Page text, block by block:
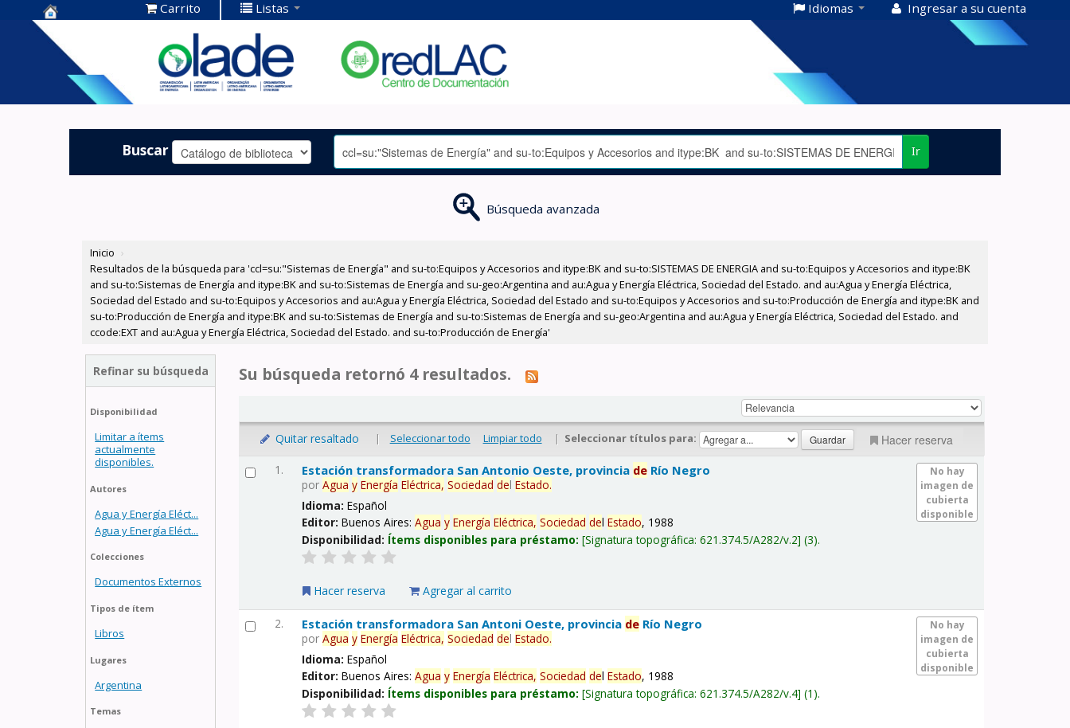
Centro de
Documentación
OLADE -
Carrito Listas Idiomas Ingresar a su cuenta
Buscar Ir
Búsqueda avanzada
Inicio ›
Resultados de la búsqueda para 'ccl=su:"Sistemas de Energía" and su-to:Equipos y Accesorios and itype:BK and su-to:SISTEMAS DE ENERGIA and su-to:Equipos y Accesorios and itype:BK
and su-to:Sistemas de Energía and itype:BK and su-to:Sistemas de Energía and su-geo:Argentina and au:Agua y Energía Eléctrica, Sociedad del Estado. and au:Agua y Energía Eléctrica,
Sociedad del Estado and su-to:Equipos y Accesorios and au:Agua y Energía Eléctrica, Sociedad del Estado and su-to:Equipos y Accesorios and su-to:Producción de Energía and itype:BK and
su-to:Producción de Energía and itype:BK and su-to:Sistemas de Energía and su-to:Sistemas de Energía and su-geo:Argentina and au:Agua y Energía Eléctrica, Sociedad del Estado. and
ccode:EXT and au:Agua y Energía Eléctrica, Sociedad del Estado. and su-to:Producción de Energía'
Refinar su búsqueda
Disponibilidad
Limitar a ítems
actualmente
disponibles.
Autores
Agua y Energía Eléct...
Agua y Energía Eléct...
Colecciones
Documentos Externos
Tipos de ítem
Libros
Lugares
Argentina
Temas
Su búsqueda retornó 4 resultados.
Quitar resaltado | Seleccionar todo Limpiar todo | Seleccionar títulos para: Hacer reserva
1.
No hay
imagen de
cubierta
disponible
Estación transformadora San Antonio Oeste, provincia de Río Negro
porAgua y Energía Eléctrica, Sociedad delEstado.
Idioma:Español
Editor:Buenos Aires:Agua y Energía Eléctrica, Sociedad delEstado, 1988
Disponibilidad: Ítems disponibles para préstamo: Signatura topográfica:621.374.5/A282/v.2 (3).
Hacer reserva Agregar al carrito
2.
No hay
imagen de
cubierta
disponible
Estación transformadora San Antoni Oeste, provincia de Río Negro
porAgua y Energía Eléctrica, Sociedad delEstado.
Idioma:Español
Editor:Buenos Aires:Agua y Energía Eléctrica, Sociedad delEstado, 1988
Disponibilidad: Ítems disponibles para préstamo: Signatura topográfica:621.374.5/A282/v.4 (1).